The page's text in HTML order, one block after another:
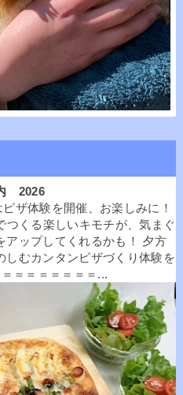
2026
ザ体験を開催、お楽しみに！
つくる楽しいキモチが、気まぐ
アップしてくれるかも！ 夕方
しむカンタンピザづくり体験を
＝＝＝＝＝＝＝...